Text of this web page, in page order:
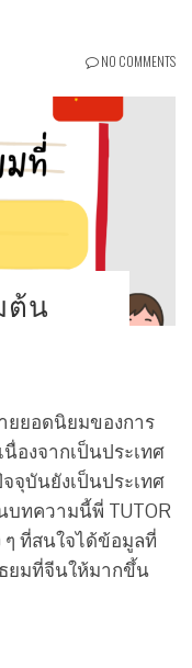
NO COMMENTS
ต้น
ยอดนิยมของการ
องจากเป็นประเทศ
จุบันยังเป็นประเทศ
บทความนี้พี่ TUTOR
ๆ ที่สนใจได้ข้อมูลที่
ยมที่จีนให้มากขึ้น